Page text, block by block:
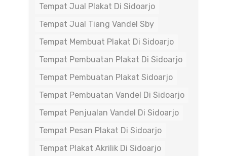
Tempat Jual Plakat Di Sidoarjo
Tempat Jual Tiang Vandel Sby
Tempat Membuat Plakat Di Sidoarjo
Tempat Pembuatan Plakat Di Sidoarjo
Tempat Pembuatan Plakat Sidoarjo
Tempat Pembuatan Vandel Di Sidoarjo
Tempat Penjualan Vandel Di Sidoarjo
Tempat Pesan Plakat Di Sidoarjo
Tempat Plakat Akrilik Di Sidoarjo